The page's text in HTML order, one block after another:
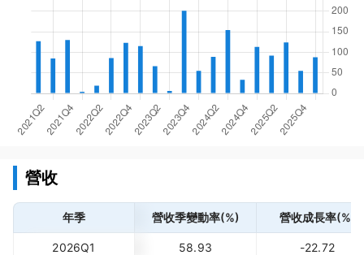
營收
年季 營收季變動率(%) 營收成長率(%)
2026Q1 58.93 -22.72